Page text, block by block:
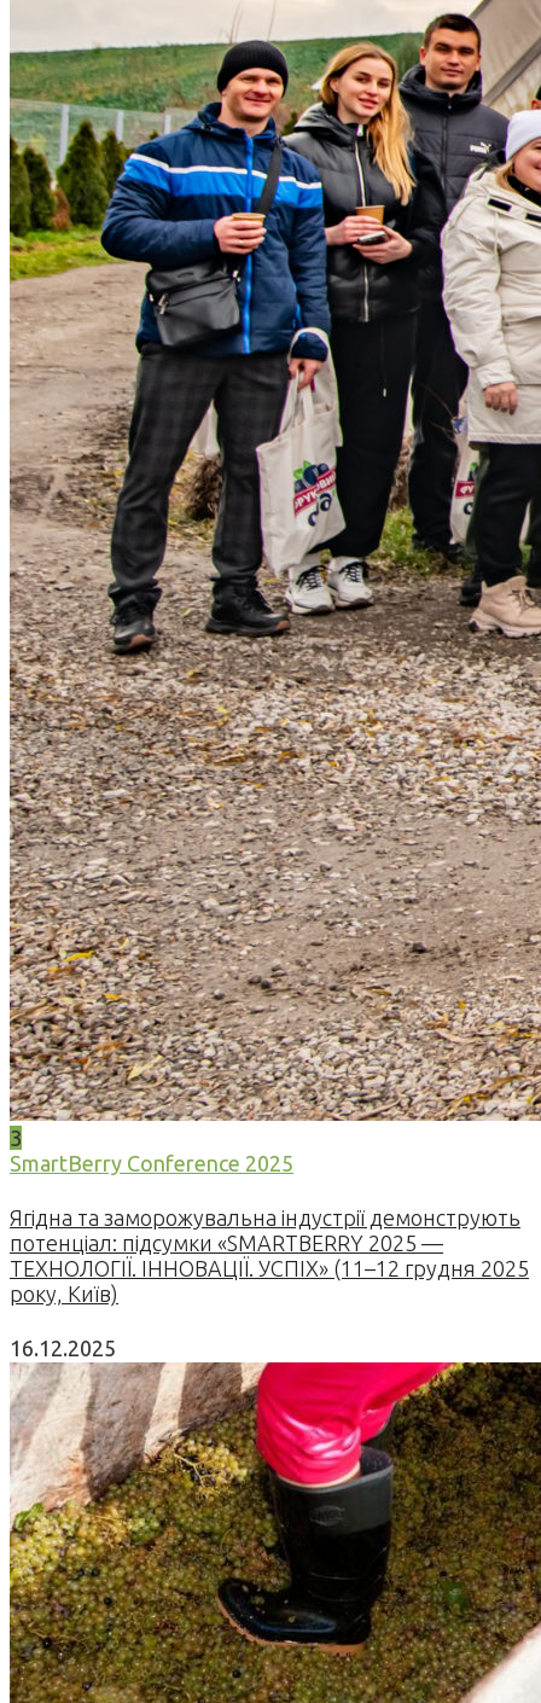
3
SmartBerry Conference 2025
Ягідна та заморожувальна індустрії демонструють
потенціал: підсумки «SMARTBERRY 2025 —
ТЕХНОЛОГІЇ. ІННОВАЦІЇ. УСПІХ» (11–12 грудня 2025
року, Київ)
16.12.2025